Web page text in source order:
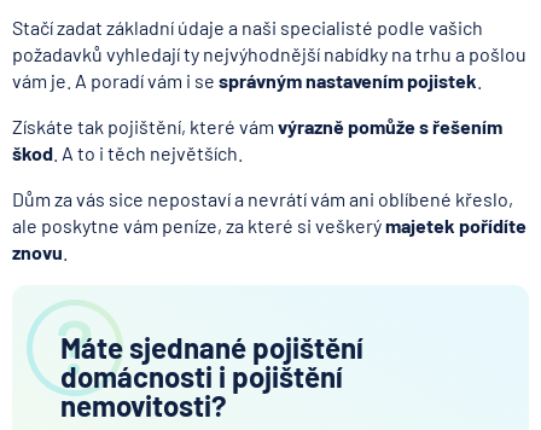
Stačí zadat základní údaje a naši specialisté podle vašich
požadavků vyhledají ty nejvýhodnější nabídky na trhu a pošlou
vám je. A poradí vám i se správným nastavením pojistek.
Získáte tak pojištění, které vám výrazně pomůže s řešením
škod. A to i těch největších.
Dům za vás sice nepostaví a nevrátí vám ani oblíbené křeslo,
ale poskytne vám peníze, za které si veškerýmajetek pořídíte
znovu.
Máte sjednané pojištění
domácnosti i pojištění
nemovitosti?